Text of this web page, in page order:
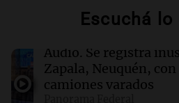
El mercado laboral de
23.000 empleos menos
Escuchá
Audio. Se registra
Zapala, Neuquén,
camiones varados